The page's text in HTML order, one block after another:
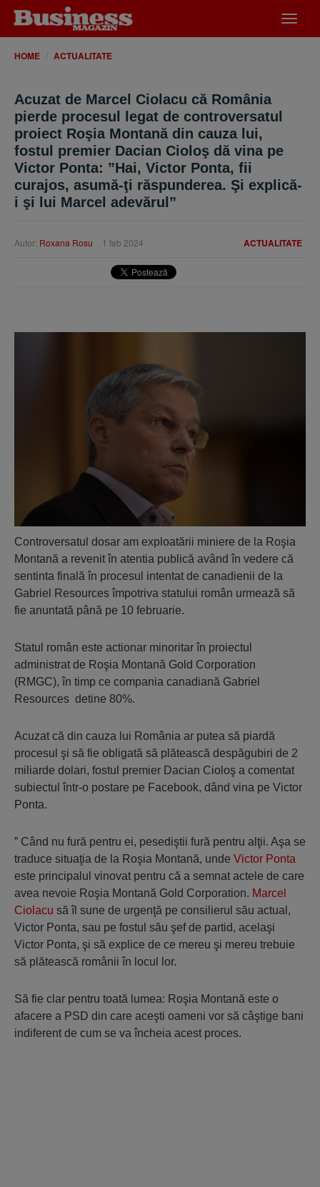
meniu
HOME ACTUALITATE
Acuzat de Marcel Ciolacu că România
pierde procesul legat de controversatul
proiect Roşia Montană din cauza lui,
fostul premier Dacian Cioloş dă vina pe
Victor Ponta: ”Hai, Victor Ponta, fii
curajos, asumă-ţi răspunderea. Şi explică-
i şi lui Marcel adevărul”
ACTUALITATE
Autor: Roxana Rosu 1 feb 2024
Controversatul dosar am exploatării miniere de la Roşia
Montană a revenit în atentia publică având în vedere că
sentinta finală în procesul intentat de canadienii de la
Gabriel Resources împotriva statului român urmează să
fie anuntată până pe 10 februarie.
Statul român este actionar minoritar în proiectul
administrat de Roşia Montană Gold Corporation
(RMGC), în timp ce compania canadiană Gabriel
Resources detine 80%.
Acuzat că din cauza lui România ar putea să piardă
procesul şi să fie obligată să plătească despăgubiri de 2
miliarde dolari, fostul premier Dacian Cioloş a comentat
subiectul într-o postare pe Facebook, dând vina pe Victor
Ponta.
” Când nu fură pentru ei, pesediştii fură pentru alţii. Aşa se
traduce situaţia de la Roşia Montană, unde Victor Ponta
este principalul vinovat pentru că a semnat actele de care
avea nevoie Roşia Montană Gold Corporation. Marcel
Ciolacu să îl sune de urgenţă pe consilierul său actual,
Victor Ponta, sau pe fostul său şef de partid, acelaşi
Victor Ponta, şi să explice de ce mereu şi mereu trebuie
să plătească românii în locul lor.
Să fie clar pentru toată lumea: Roşia Montană este o
afacere a PSD din care aceşti oameni vor să câştige bani
indiferent de cum se va încheia acest proces.